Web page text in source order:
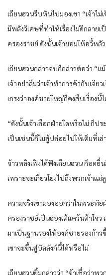
เถียนฮวนรีบหันไปมองเขา “เจ้าไ
มีพลังวิเศษที่ทำให้เรื่องไม่ดีกลาย
ครองราชย์ ดังนั้นเจ้ายอมให้อวี้หลั
เถียนฮวนกล่าวจบก็กล่าวต่อว่า “แม้
เจ้าอย่าลืมว่าเจ้าทำการค้ากับเจีย
เกรงว่าองค์ชายใหญ่ก็คงสืบเรื่องนี้
“ดังนั้นเจ้าเลือกฝ่ายใดหรือไม่ ก็ป
เป็นเช่นนี้ก็ไม่สู้ปล่อยไปให้เต็มที่เล่
จ้าวหลิงเฟิงได้ฟังเถียนฮวน ก็อดยื่
เพราะจะเกี่ยวโยงไปถึงพวกเจ้าแ
ความจริงเขามองออกว่าในพระทั
ครองราชย์เป็นฮ่องเต้แคว้นต้าโจว
มาเป็นฐานรองให้องค์ชายรองก้า
เขาจะขึ้นสู่บัลลังก์นี้ได้หรือไม่
เถียนฮวนยิ้มกล่าวว่า “ข้าเชื่อว่าพว